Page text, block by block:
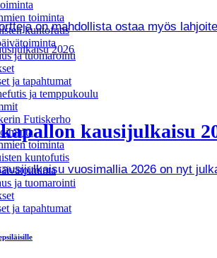
toiminta
kuntofutis
ja tuomarointi
ja tapahtumat
ja temppukoulu
Futiskerho
toiminta
kuntofutis
ja tuomarointi
ja tapahtumat
on mahdollista ostaa myös
kausijulkaisu
vuosimallia 2026 on nyt